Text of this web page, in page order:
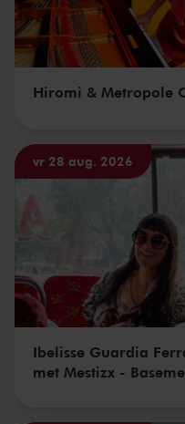
Hiromi & Metropole
vr 28 aug. 2026
Ibelisse Guardia
met Mestizx -